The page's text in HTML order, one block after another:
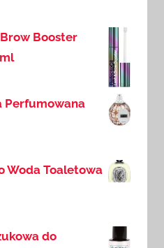
Booster
Perfumowana
Woda Toaletowa
do